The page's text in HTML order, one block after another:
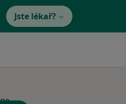
Jste lékař?